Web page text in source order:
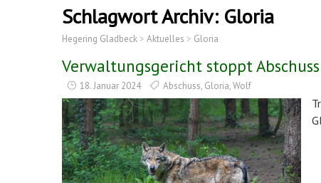
Schlagwort Archiv: Gloria
Hegering Gladbeck > Aktuelles > Gloria
Verwaltungsgericht stoppt
18. Januar 2024 Abschuss, Gloria,Wolf